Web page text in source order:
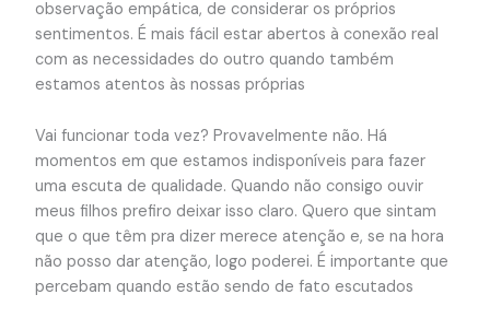
observação empática, de considerar os próprios
sentimentos. É mais fácil estar abertos à conexão real
com as necessidades do outro quando também
estamos atentos às nossas próprias
Vai funcionar toda vez? Provavelmente não. Há
momentos em que estamos indisponíveis para fazer
uma escuta de qualidade. Quando não consigo ouvir
meus filhos prefiro deixar isso claro. Quero que sintam
que o que têm pra dizer merece atenção e, se na hora
não posso dar atenção, logo poderei. É importante que
percebam quando estão sendo de fato escutados